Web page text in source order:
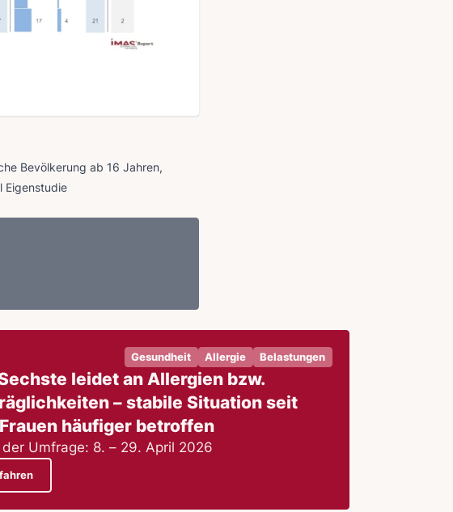
Bevölkerung ab 16 Jahren,
Eigenstudie
Gesundheit Allergie Belastungen
leidet an Allergien bzw.
– stabile Situation seit
häufiger betroffen
Umfrage: 8. – 29. April 2026